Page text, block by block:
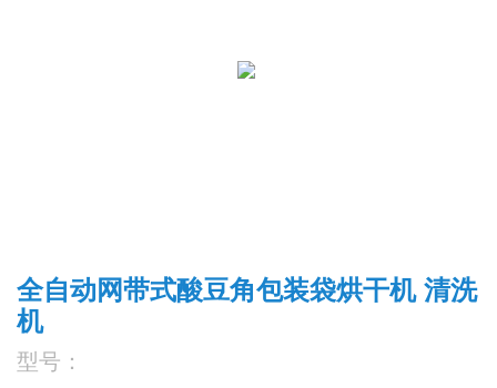
全自动网带式酸豆角包装袋烘干机 清洗
机
型号：